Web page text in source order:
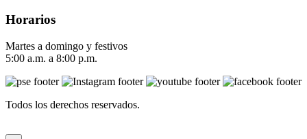
Horarios
Martes a domingo y festivos
5:00 a.m. a 8:00 p.m.
Todos los derechos reservados.